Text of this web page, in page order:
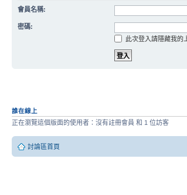
會員名稱:
密碼:
此次登入請隱藏我的
誰在線上
正在瀏覽這個版面的使用者：沒有註冊會員 和 1 位訪客
討論區首頁